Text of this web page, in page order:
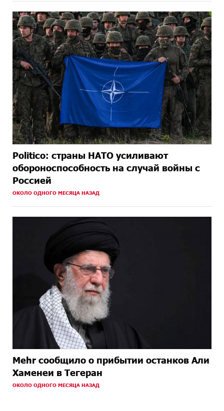
Politico: страны НАТО усиливают
обороноспособность на случай войны с
Россией
ОКОЛО ОДНОГО МЕСЯЦА НАЗАД
Mehr сообщило о прибытии останков Али
Хаменеи в Тегеран
ОКОЛО ОДНОГО МЕСЯЦА НАЗАД